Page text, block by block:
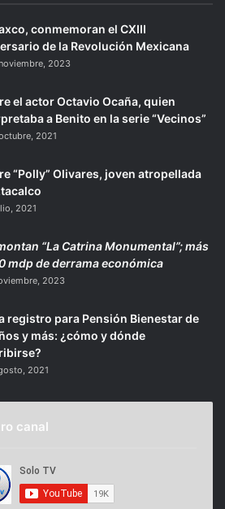
conmemoran el CXIII
de la Revolución Mexicana
2023
el actor Octavio Ocaña, quien
a Benito en la serie “Vecinos”
2021
“Polly” Olivares, joven atropellada
2021
“La Catrina Monumental”; más
mdp de derrama económica
2023
registro para Pensión Bienestar de
y más: ¿cómo y dónde
2021
canal